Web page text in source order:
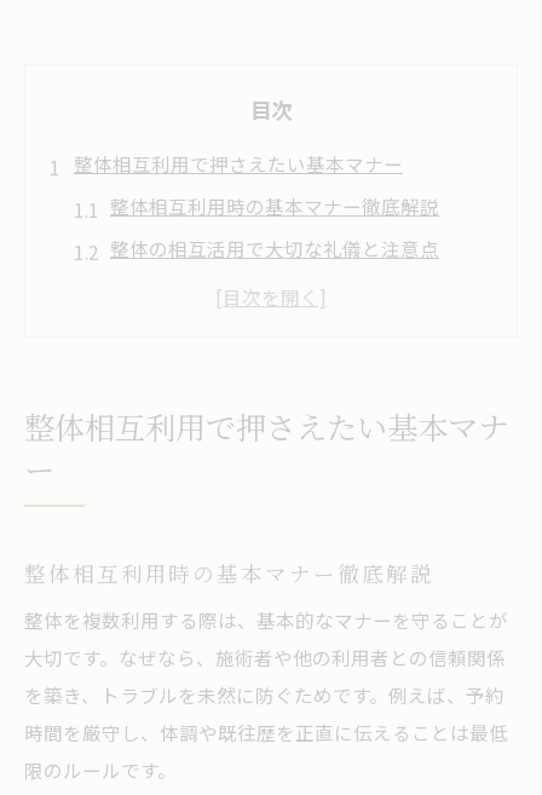
目次
整体相互利用で押さえたい基本マナー
整体相互利用時の基本マナー徹底解説
整体の相互活用で大切な礼儀と注意点
整体師との信頼関係を築くコツとポイント
安心して整体を受けるための注意点
整体施術時の体調管理と注意すべき点
整体の安心施術を受けるための準備術
複数の整体活用時に意識すべきルール
整体相互利用で押さえたい基本マナ
ー
整体相互利用時の基本マナー徹底解説
整体を複数利用する際は、基本的なマナーを守ることが
大切です。なぜなら、施術者や他の利用者との信頼関係
を築き、トラブルを未然に防ぐためです。例えば、予約
時間を厳守し、体調や既往歴を正直に伝えることは最低
限のルールです。